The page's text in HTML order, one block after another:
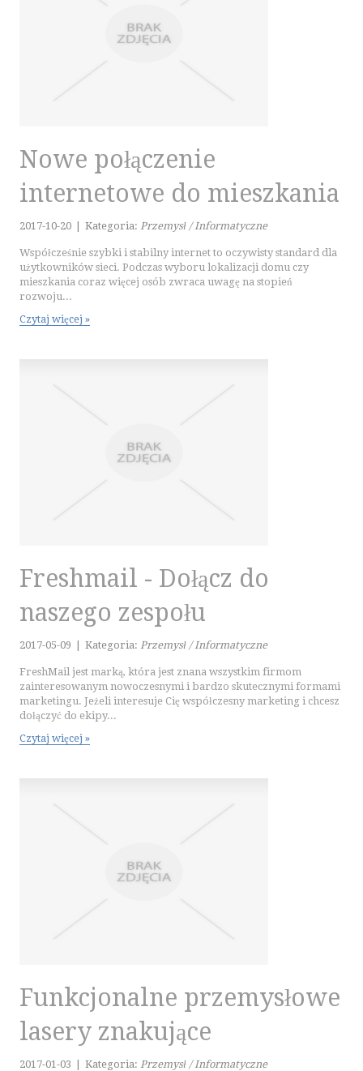
Nowe połączenie
internetowe do mieszkania
2017-10-20 Kategoria: Przemysł / Informatyczne
Współcześnie szybki i stabilny internet to oczywisty standard dla
użytkowników sieci. Podczas wyboru lokalizacji domu czy
mieszkania coraz więcej osób zwraca uwagę na stopień
rozwoju...
Czytaj więcej »
Freshmail - Dołącz do
naszego zespołu
2017-05-09 Kategoria: Przemysł / Informatyczne
FreshMail jest marką, która jest znana wszystkim firmom
zainteresowanym nowoczesnymi i bardzo skutecznymi formami
marketingu. Jeżeli interesuje Cię współczesny marketing i chcesz
dołączyć do ekipy...
Czytaj więcej »
Funkcjonalne przemysłowe
lasery znakujące
2017-01-03 Kategoria: Przemysł / Informatyczne